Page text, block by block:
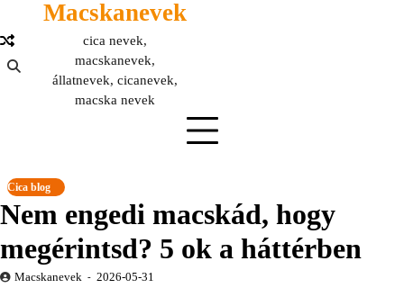
Macskanevek
cica nevek,
macskanevek,
állatnevek, cicanevek,
macska nevek
Cica blog
Nem engedi macskád, hogy
megérintsd? 5 ok a háttérben
Macskanevek 2026-05-31